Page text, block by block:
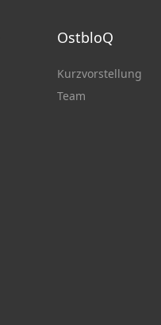
OstbloQ
Kurzvorstellung
Team